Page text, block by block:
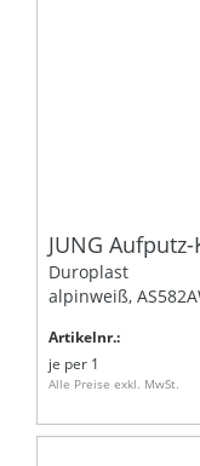
JUNG
Duroplast
alpinweiß,
Artikelnr.:
je per 1
Alle Preise exkl. MwSt.